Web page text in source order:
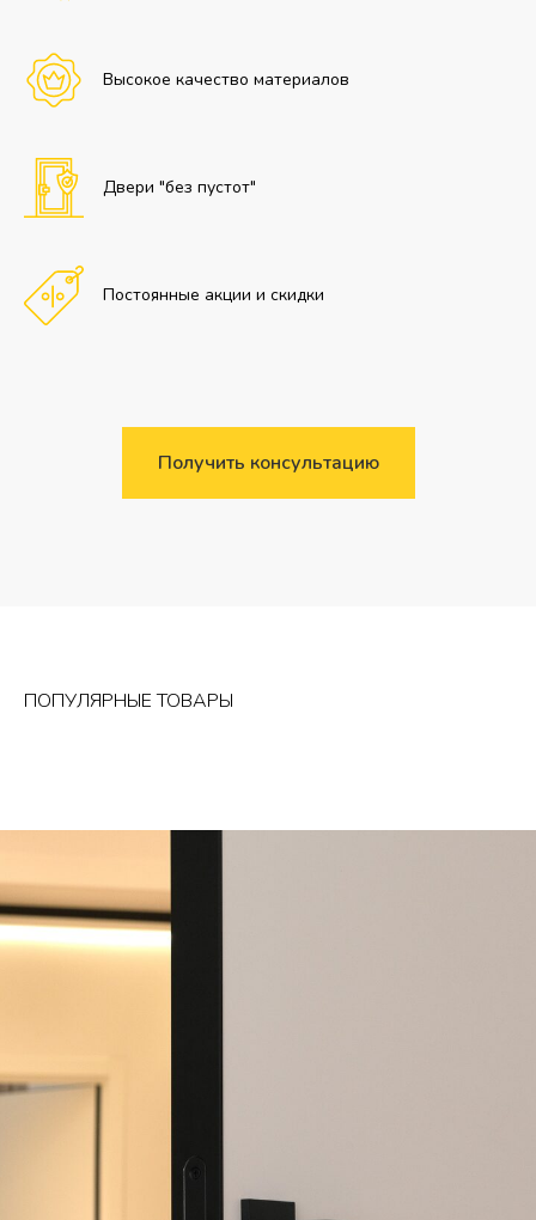
Высокое качество материалов
Двери "без пустот"
Постоянные акции и скидки
Получить консультацию
ПОПУЛЯРНЫЕ ТОВАРЫ